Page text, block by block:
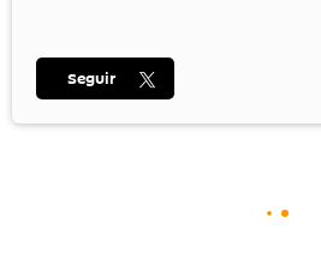
Seguir